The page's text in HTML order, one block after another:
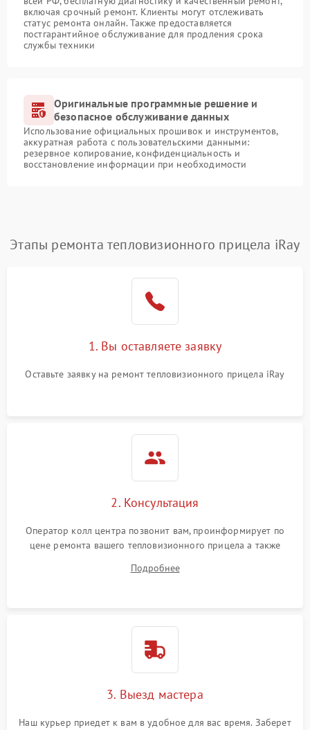
включая срочный ремонт. Клиенты могут отслеживать
статус ремонта онлайн. Также предоставляется
постгарантийное обслуживание для продления срока
службы техники
Оригинальные программные решение и
безопасное обслуживание данных
Использование официальных прошивок и инструментов,
аккуратная работа с пользовательскими данными:
резервное копирование, конфиденциальность и
восстановление информации при необходимости
Этапы ремонта тепловизионного прицела iRay
1. Вы оставляете заявку
Оставьте заявку на ремонт тепловизионного прицела iRay
2. Консультация
Оператор колл центра позвонит вам, проинформирует по
цене ремонта вашего тепловизионного прицела а также
Подробнее
3. Выезд мастера
Наш курьер приедет к вам в удобное для вас время. Заберет